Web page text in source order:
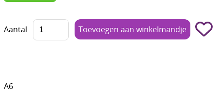
Kleuren - verf - Mediums
Aantal
A6